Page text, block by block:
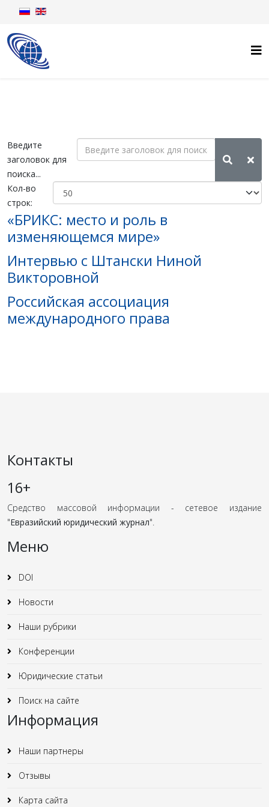
Введите
заголовок для
поиска...
Кол-во
строк:
«БРИКС: место и роль в
изменяющемся мире»
Интервью с Штански Ниной
Викторовной
Российская ассоциация
международного права
Контакты
16+
Средство массовой информации - сетевое издание
"Евразийский юридический журнал".
Меню
DOI
Новости
Наши рубрики
Конференции
Юридические статьи
Поиск на сайте
Информация
Наши партнеры
Отзывы
Карта сайта